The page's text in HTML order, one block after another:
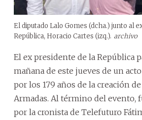
El diputado Lalo Gomes (dcha.) junto al
República, Horacio Cartes (izq.). archivo
El ex presidente de la República
mañana de este jueves de un acto
por los 179 años de la creación
Armadas. Al término del evento,
por la cronista de Telefuturo